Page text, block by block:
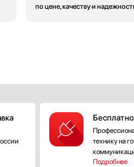
по цене, качеству и
технику на
Подробнее